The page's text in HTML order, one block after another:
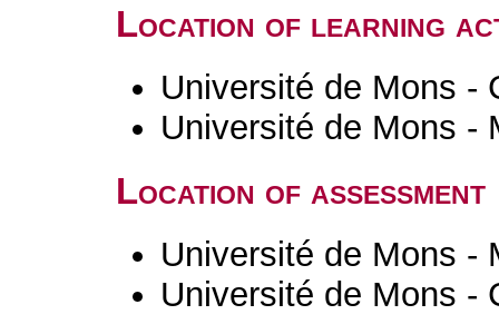
Location of learning
Université de Mons -
Université de Mons -
Location of assessment
Université de Mons -
Université de Mons -